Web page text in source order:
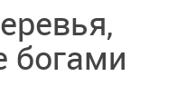
богами